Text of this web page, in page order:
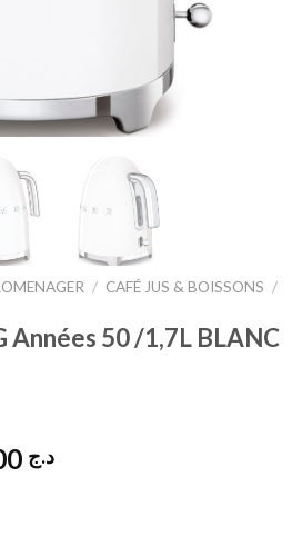
/ CAFÉ JUS & BOISSONS /
Années 50 /1,7L BLANC
د.جLe